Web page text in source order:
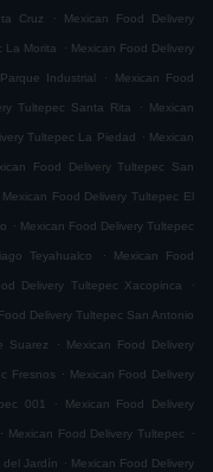
Cruz . Mexican Food Delivery
La Morita . Mexican Food Delivery
Industrial . Mexican Food
Tultepec Santa Rita . Mexican
Tultepec La Piedad . Mexican
Food Delivery Tultepec San
Mexican Food Delivery Tultepec El
. Mexican Food Delivery Tultepec
Teyahualco . Mexican Food
Delivery Tultepec Xacopinca .
Delivery Tultepec San Antonio
Suarez . Mexican Food Delivery
Fresnos . Mexican Food Delivery
001 . Mexican Food Delivery
. Mexican Food Delivery Tultepec .
del Jardín . Mexican Food Delivery